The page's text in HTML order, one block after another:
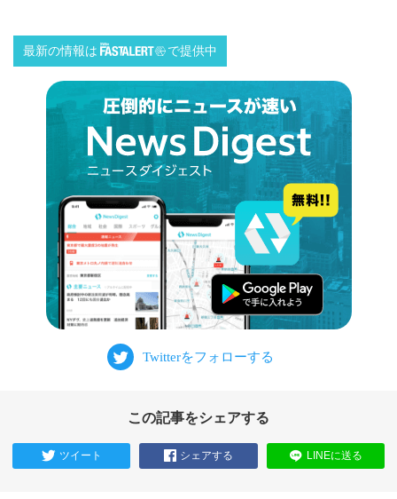
最新の情報は で提供中
この記事をシェアする
ツイート シェアする LINEに送る